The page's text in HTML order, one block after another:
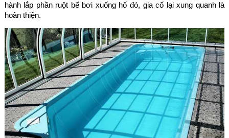
hành lắp phần ruột bể bơi xuống hố đó, gia cố lại xung quanh là
hoàn thiện.